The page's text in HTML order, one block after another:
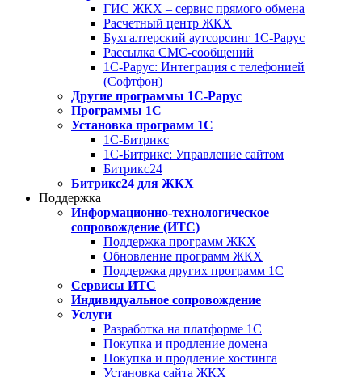
ГИС ЖКХ – сервис прямого обмена
Расчетный центр ЖКХ
Бухгалтерский аутсорсинг 1С-Рарус
Рассылка СМС-сообщений
1С-Рарус: Интеграция с телефонией
(Софтфон)
Другие программы 1С-Рарус
Программы 1С
Установка программ 1С
1С-Битрикс
1С-Битрикс: Управление сайтом
Битрикс24
Битрикс24 для ЖКХ
Поддержка
Информационно-технологическое
сопровождение (ИТС)
Поддержка программ ЖКХ
Обновление программ ЖКХ
Поддержка других программ 1С
Сервисы ИТС
Индивидуальное сопровождение
Услуги
Разработка на платформе 1С
Покупка и продление домена
Покупка и продление хостинга
Установка сайта ЖКХ